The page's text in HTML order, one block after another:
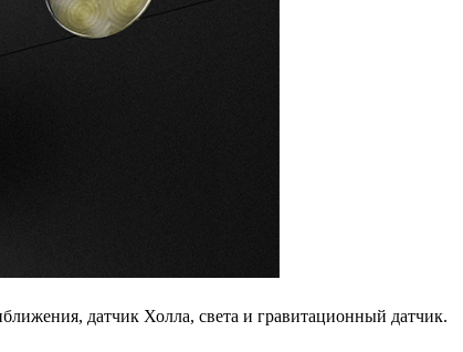
датчик Холла, света и гравитационный датчик.